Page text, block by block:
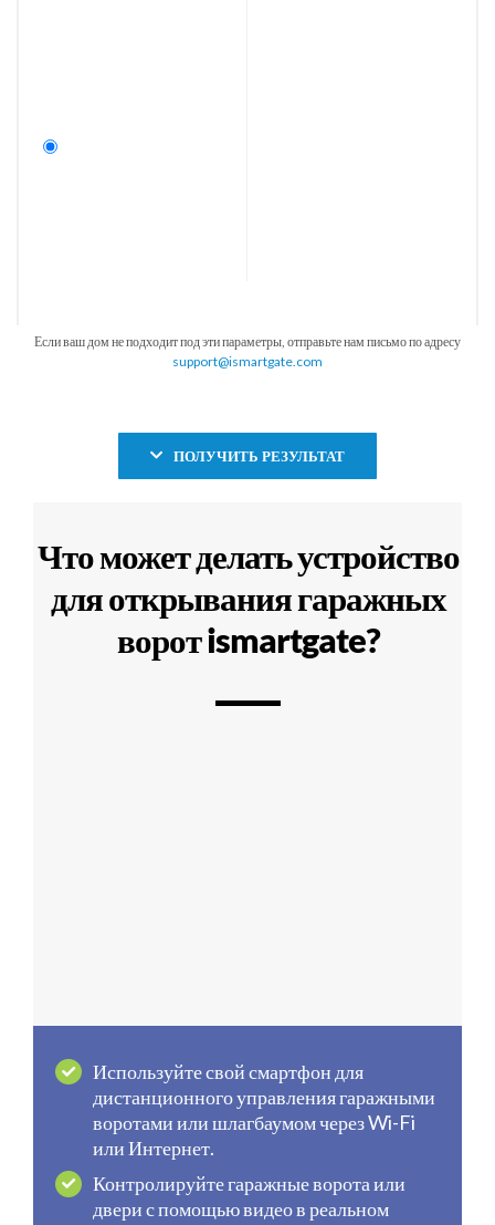
Если ваш дом не подходит под эти параметры, отправьте нам письмо по адресу
support@ismartgate.com
ПОЛУЧИТЬ РЕЗУЛЬТАТ
Что может делать устройство
для открывания гаражных
ворот ismartgate?
Используйте свой смартфон для
дистанционного управления гаражными
воротами или шлагбаумом через Wi-Fi
или Интернет.
Контролируйте гаражные ворота или
двери с помощью видео в реальном